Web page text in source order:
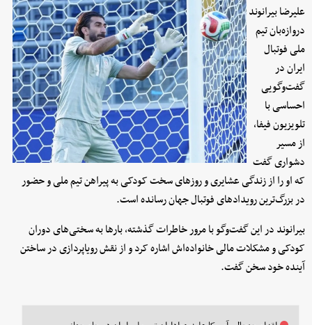
علیرضا بیرانوند
دروازه‌بان تیم
ملی فوتبال
ایران در
گفت‌وگویی
احساسی با
تلویزیون فیفا،
از مسیر
دشواری گفت
که او را از زندگی عشایری و روزهای سخت کودکی به پیراهن تیم ملی و حضور
در بزرگ‌ترین رویدادهای فوتبال جهان رسانده است.
بیرانوند در این گفت‌وگو با مرور خاطرات گذشته، بارها به سختی‌های دوران
کودکی و مشکلات مالی خانواده‌اش اشاره کرد و از نقش رویاپردازی در ساختن
آینده خود سخن گفت.